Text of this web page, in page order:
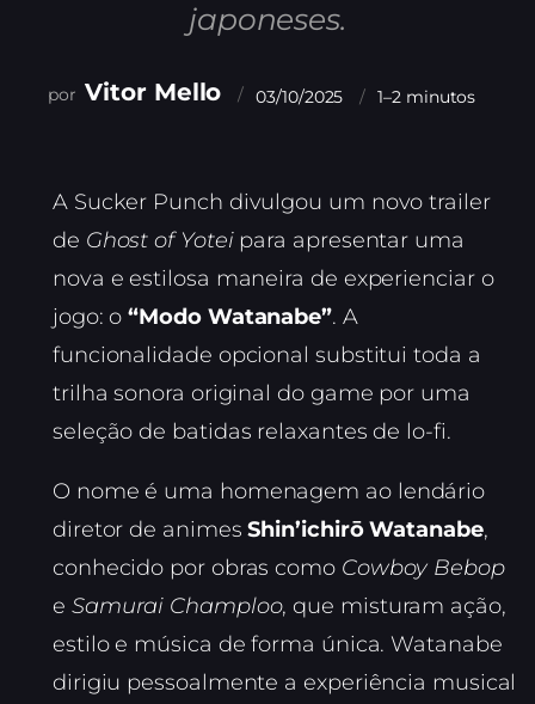
japoneses.
Vitor Mello 03/10/2025 1–2 minutos
A Sucker Punch divulgou um novo trailer
de Ghost of Yoteipara apresentar uma
nova e estilosa maneira de experienciar o
jogo: o“Modo Watanabe”. A
funcionalidade opcional substitui toda a
trilha sonora original do game por uma
seleção de batidas relaxantes de lo-fi.
O nome é uma homenagem ao lendário
diretor de animesShin’ichirō Watanabe,
conhecido por obras como Cowboy Bebop
e Samurai Champloo, que misturam ação,
estilo e música de forma única. Watanabe
dirigiu pessoalmente a experiência musical